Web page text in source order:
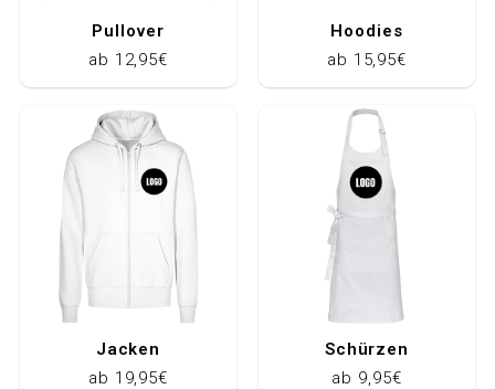
Pullover
ab 12,95€
Hoodies
ab 15,95€
Jacken
ab 19,95€
Schürzen
ab 9,95€